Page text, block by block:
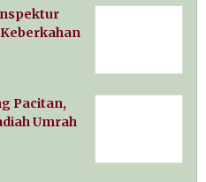
Pacitan,
Umrah